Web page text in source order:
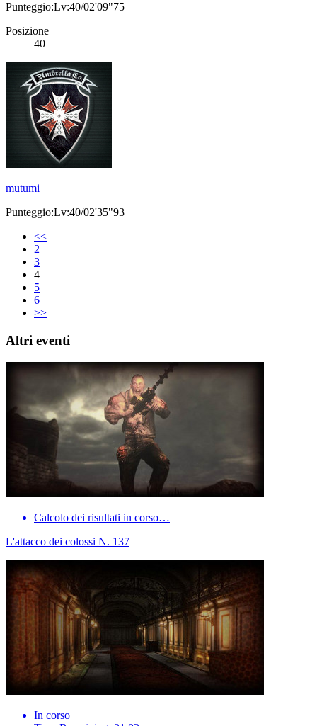
Punteggio:Lv:40/02'09"75
Posizione
40
mutumi
Punteggio:Lv:40/02'35"93
<<
2
3
4
5
6
>>
Altri eventi
Calcolo dei risultati in corso…
L'attacco dei colossi N. 137
In corso